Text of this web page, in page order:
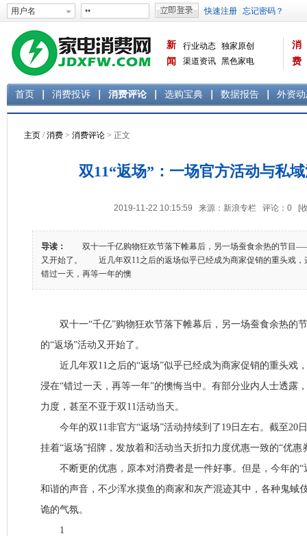
新
闻
行业动态 独家原创
渠道资讯 黑色家电
消
费
首页 消费投诉 消费评论 选购宝典 数据报告 外资
主页 /消费 > 消费评论 > 正文
双11“返场”：一场官方活动与私
2019-11-22 10:15:59 来源：新浪专栏 评论： 0 [
导读：
双十一千亿购物狂欢节落下帷幕后，另一场蚕食余热的节目
又开始了。 近几年双11之后的返场似乎已经成为商家促销的重头戏，
错过一天，再等一年的懊
双十一“千亿”购物狂欢节落下帷幕后，另一场蚕食余热的
的“返场”活动又开始了。
近几年双11之后的“返场”似乎已经成为商家促销的重头戏
浸在“错过一天，再等一年”的懊悔当中。有部分业内人士透露
力度，甚至不亚于双11活动当天。
今年的双11非官方“返场”活动持续到了19日左右。截至20
挂着“返场”招牌，发放着和活动当天折扣力度优惠一致的“优惠
不断更的优惠，原本对消费者是一件好事。但是，今年的“
和谐的声音，不少浑水摸鱼的商家和灰产混迹其中，各种鬼蜮
诡的气氛。
1